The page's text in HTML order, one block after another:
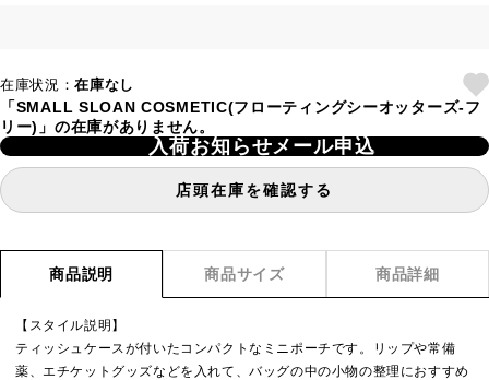
在庫状況：在庫なし
「SMALL SLOAN COSMETIC(フローティングシーオッターズ-フ
リー)」の在庫がありません。
入荷お知らせメール申込
店頭在庫を確認する
商品説明 商品サイズ 商品詳細
【スタイル説明】
ティッシュケースが付いたコンパクトなミニポーチです。リップや常備
薬、エチケットグッズなどを入れて、バッグの中の小物の整理におすすめ